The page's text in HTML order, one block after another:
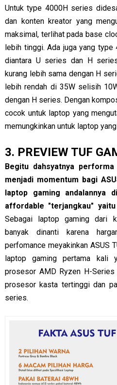
Untuk type 4000H series
dan konten kreator yang
maksimal, terlihat pada base
lebih tinggi. Ada juga yang
diantara U series dan H
kurang lebih sama dengan H
lebih rendah di 35W selisih
dengan H series. Dengan
cocok untuk laptop yang
memungkinkan untuk laptop
3. PREVIEW TUF
Begitu dahsyatnya
menjadi momentum bagi
laptop gaming andalannya
affordable "terjangkau" yaitu
Sebagai laptop gaming dari
banyak dinanti karena
perfomance meyakinkan ASUS
laptop gaming pertama kali
prosesor AMD Ryzen H-
prosesor kasta tertinggi dan
series.